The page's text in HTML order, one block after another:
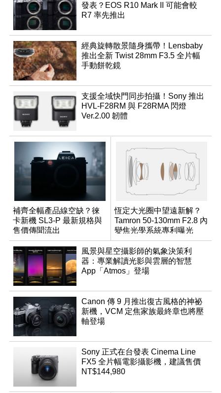
發表？EOS R10 Mark II 可能會較
R7 率先推出
經典旋轉散景隨身攜帶！Lensbaby
推出全新 Twist 28mm F3.5 全片幅
手動餅乾鏡
支援全域快門同步拍攝！Sony 推出
HVL-F28RM 與 F28RMA 閃燈
Ver.2.00 韌體
補齊全幅產品線空缺？徠
卡新機 SL3-P 最新規格與
售價傳聞流出
恆定大光圈中望遠新解？
Tamron 50-130mm F2.8 內
變焦光學系統專利曝光
風景與星空攝影師的氣象決策利
器：專業解讀光影與雲層的智慧
App「Atmos」登場
Canon 傳 9 月推出復古風格的神祕
新機，VCM 定焦家族最終章也將壓
軸登場
Sony 正式在台發表 Cinema Line
FX5 全片幅電影攝影機，建議售價
NT$144,980